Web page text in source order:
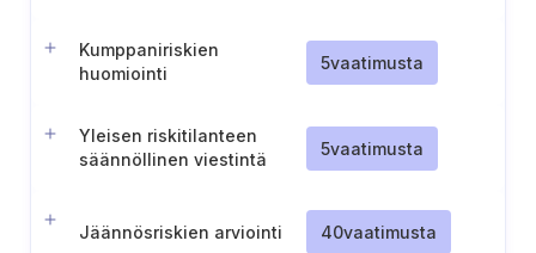
Kumppaniriskien
huomiointi
5vaatimusta
Yleisen riskitilanteen
säännöllinen viestintä
5vaatimusta
Jäännösriskien arviointi 40vaatimusta